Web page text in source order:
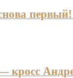
кросс